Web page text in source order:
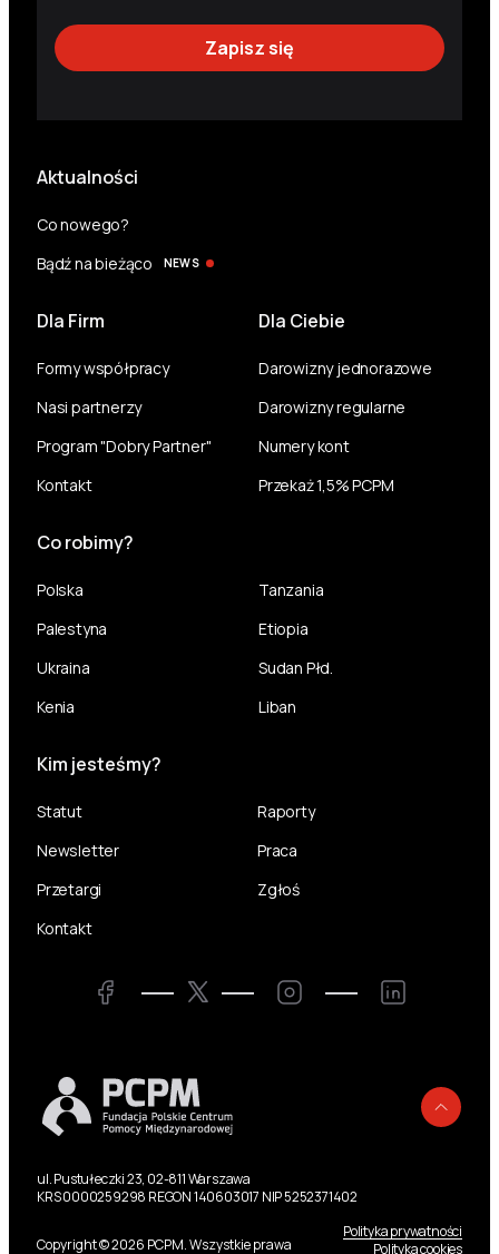
Aktualności
Co nowego?
Bądź na bieżąco
NEWS
Dla Firm
Formy współpracy
Nasi partnerzy
Program "Dobry Partner"
Kontakt
Dla Ciebie
Darowizny jednorazowe
Darowizny regularne
Numery kont
Przekaż 1,5% PCPM
Co robimy?
Polska
Palestyna
Ukraina
Kenia
Tanzania
Etiopia
Sudan Płd.
Liban
Kim jesteśmy?
Statut
Raporty
Newsletter
Praca
Przetargi
Zgłoś
Kontakt
Facebook Twitter Instagram LinkedIn
ul. Pustułeczki 23, 02-811 Warszawa
KRS 0000259298 REGON 140603017 NIP 5252371402
Copyright © 2026 PCPM. Wszystkie prawa
Polityka prywatności
Polityka cookies